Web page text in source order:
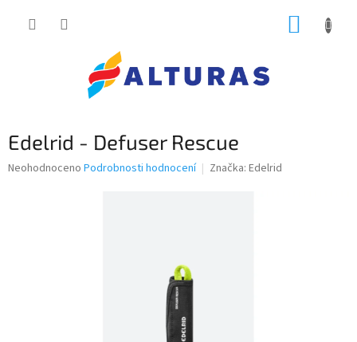
Edelrid - Defuser Rescue
Průměrné
Neohodnoceno Podrobnosti hodnocení Značka: Edelrid